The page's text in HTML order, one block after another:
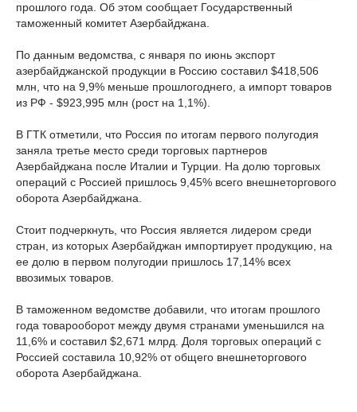
прошлого года. Об этом сообщает Государственный
таможенный комитет Азербайджана.
По данным ведомства, с января по июнь экспорт
азербайджанской продукции в Россию составил $418,506
млн, что на 9,9% меньше прошлогоднего, а импорт товаров
из РФ - $923,995 млн (рост на 1,1%).
В ГТК отметили, что Россия по итогам первого полугодия
заняла третье место среди торговых партнеров
Азербайджана после Италии и Турции. На долю торговых
операций с Россией пришлось 9,45% всего внешнеторгового
оборота Азербайджана.
Стоит подчеркнуть, что Россия является лидером среди
стран, из которых Азербайджан импортирует продукцию, на
ее долю в первом полугодии пришлось 17,14% всех
ввозимых товаров.
В таможенном ведомстве добавили, что итогам прошлого
года товарооборот между двумя странами уменьшился на
11,6% и составил $2,671 млрд. Доля торговых операций с
Россией составила 10,92% от общего внешнеторгового
оборота Азербайджана.